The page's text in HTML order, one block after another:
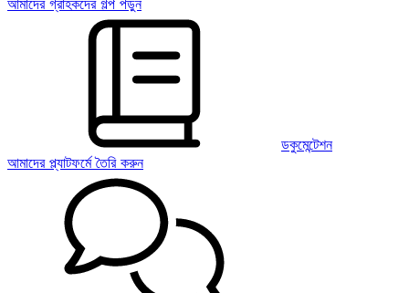
আমাদের গ্রাহকদের গল্প পড়ুন
ডকুমেন্টেশন
আমাদের প্ল্যাটফর্মে তৈরি করুন